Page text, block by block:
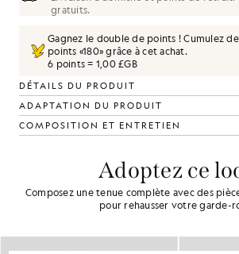
gratuits.
Gagnez le double de points ! Cumulez
points «180» grâce à cet achat.
6 points = 1,00 £GB
DÉTAILS DU PRODUIT
ADAPTATION DU PRODUIT
COMPOSITION ET ENTRETIEN
Adoptez ce
Composez une tenue complète avec des
pour rehausser votre garde-